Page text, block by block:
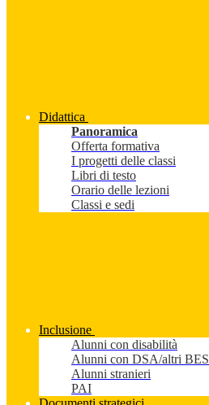
Didattica
Panoramica
Offerta formativa
I progetti delle classi
Libri di testo
Orario delle lezioni
Classi e sedi
Inclusione
Alunni con disabilità
Alunni con DSA/altri BES
Alunni stranieri
PAI